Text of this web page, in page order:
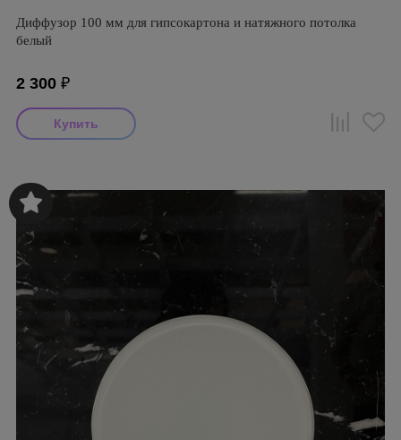
Диффузор 100 мм для гипсокартона и натяжного потолка
белый
2 300 ₽